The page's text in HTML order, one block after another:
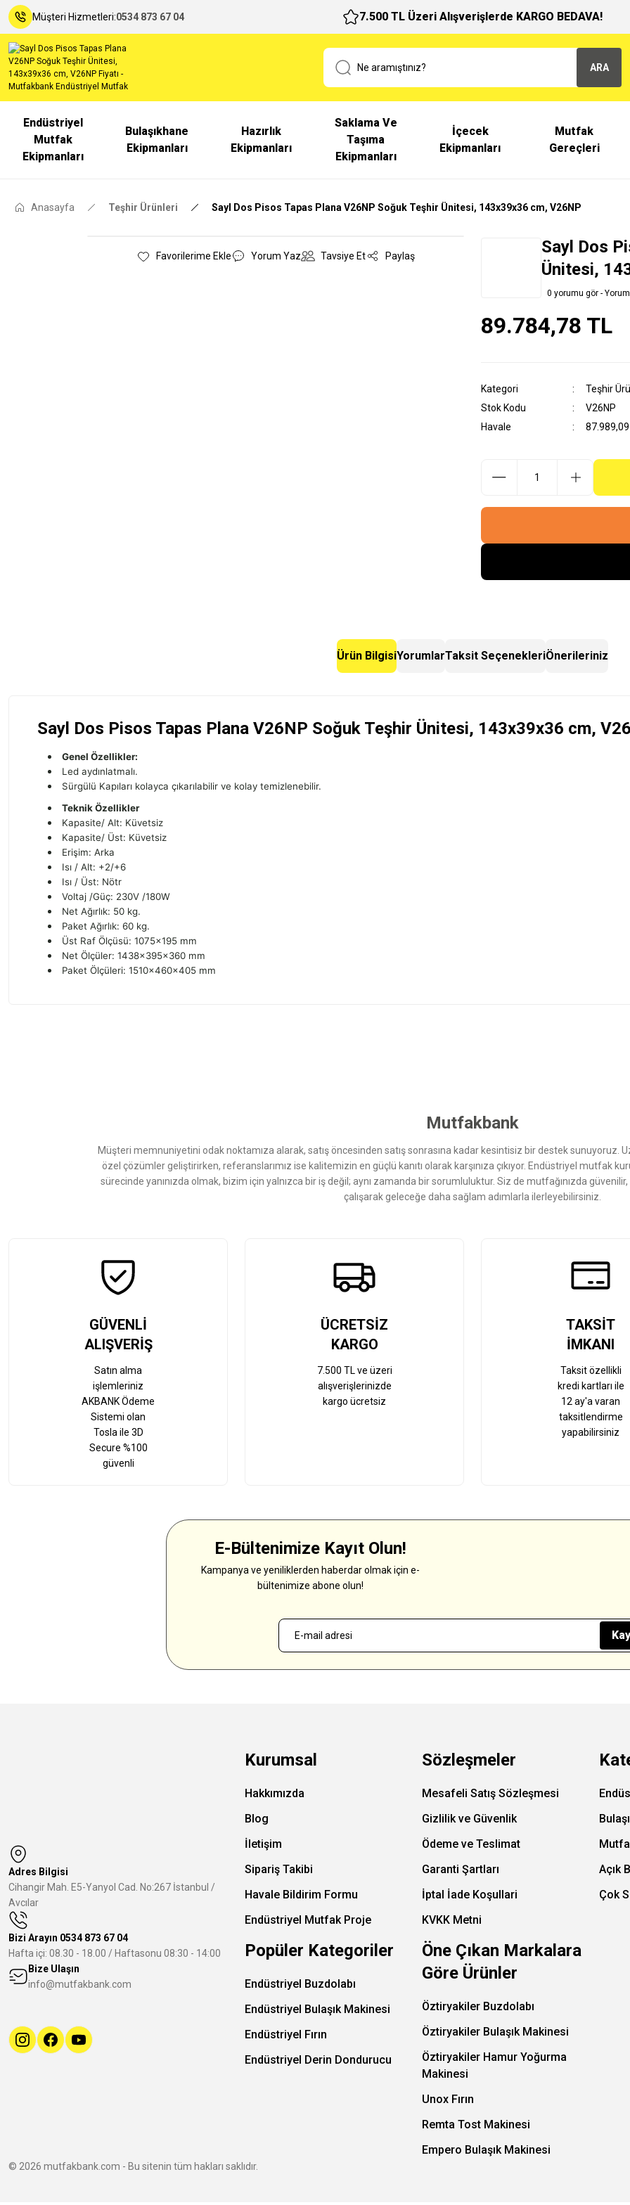
Müşteri Hizmetleri:0534 873 67 04 7.500 TL Üzeri Alışverişlerde KARGO BEDAVA!
ARA
Endüstriyel
Mutfak
Ekipmanları
Bulaşıkhane
Ekipmanları
Hazırlık
Ekipmanları
Saklama Ve
Taşıma
Ekipmanları
İçecek
Ekipmanları
Mutfak
Gereçleri
Anasayfa Teşhir Ürünleri Sayl Dos Pisos Tapas Plana V26NP Soğuk Teşhir Ünitesi, 143x39x36 cm, V26NP
Yorum Yaz Tavsiye Et Paylaş
Sayl Dos
Ünitesi,
0 yorumu gör -
89.784,78 TL
Kategori
Teşhir
Stok Kodu
V26NP
Havale
Ürün BilgisiYorumlarTaksit SeçenekleriÖnerileriniz
Sayl Dos Pisos Tapas Plana V26NP Soğuk Teşhir Ünitesi, 143x39x36 cm,
Genel Özellikler:
Led aydınlatmalı.
Sürgülü Kapıları kolayca çıkarılabilir ve kolay temizlenebilir.
Teknik Özellikler
Kapasite/ Alt: Küvetsiz
Kapasite/ Üst: Küvetsiz
Erişim: Arka
Isı / Alt: +2/+6
Isı / Üst: Nötr
Voltaj /Güç: 230V /180W
Net Ağırlık: 50 kg.
Paket Ağırlık: 60 kg.
Üst Raf Ölçüsü: 1075x195 mm
Net Ölçüler: 1438x395x360 mm
Paket Ölçüleri: 1510x460x405 mm
Bu ürüne benzer farklı alternatifler olmalı.
Mutfakbank
Müşteri memnuniyetini odak noktamıza alarak, satış öncesinden satış sonrasına kadar kesintisiz bir destek sunuyoruz.
özel çözümler geliştirirken, referanslarımız ise kalitemizin en güçlü kanıtı olarak karşınıza çıkıyor. Endüstriyel mutfak
sürecinde yanınızda olmak, bizim için yalnızca bir iş değil; aynı zamanda bir sorumluluktur. Siz de mutfağınızda
çalışarak geleceğe daha sağlam adımlarla ilerleyebilirsiniz.
GÜVENLİ
ALIŞVERİŞ
Satın alma
işlemleriniz
AKBANK Ödeme
Sistemi olan
Tosla ile 3D
Secure %100
güvenli
ÜCRETSİZ
KARGO
7.500 TL ve üzeri
alışverişlerinizde
kargo ücretsiz
TAKSİT
İMKANI
Taksit özellikli
kredi kartları ile
12 ay'a varan
taksitlendirme
yapabilirsiniz
E-Bültenimize Kayıt Olun!
Kampanya ve yeniliklerden haberdar olmak için e-
bültenimize abone olun!
Adres Bilgisi
Cihangir Mah. E5-Yanyol Cad. No:267 İstanbul /
Avcılar
Bizi Arayın 0534 873 67 04
Hafta içi: 08.30 - 18.00 / Haftasonu 08:30 - 14:00
Bize Ulaşın
info@mutfakbank.com
Kurumsal
Hakkımızda
Blog
İletişim
Sipariş Takibi
Havale Bildirim Formu
Endüstriyel Mutfak Proje
Sözleşmeler
Mesafeli Satış Sözleşmesi
Gizlilik ve Güvenlik
Ödeme ve Teslimat
Garanti Şartları
İptal İade Koşullari
KVKK Metni
Açık
Çok
Popüler Kategoriler
Endüstriyel Buzdolabı
Endüstriyel Bulaşık Makinesi
Endüstriyel Fırın
Endüstriyel Derin Dondurucu
Öne Çıkan Markalara
Göre Ürünler
Öztiryakiler Buzdolabı
Öztiryakiler Bulaşık Makinesi
Öztiryakiler Hamur Yoğurma
Makinesi
Unox Fırın
Remta Tost Makinesi
Empero Bulaşık Makinesi
© 2026 mutfakbank.com - Bu sitenin tüm hakları saklıdır.